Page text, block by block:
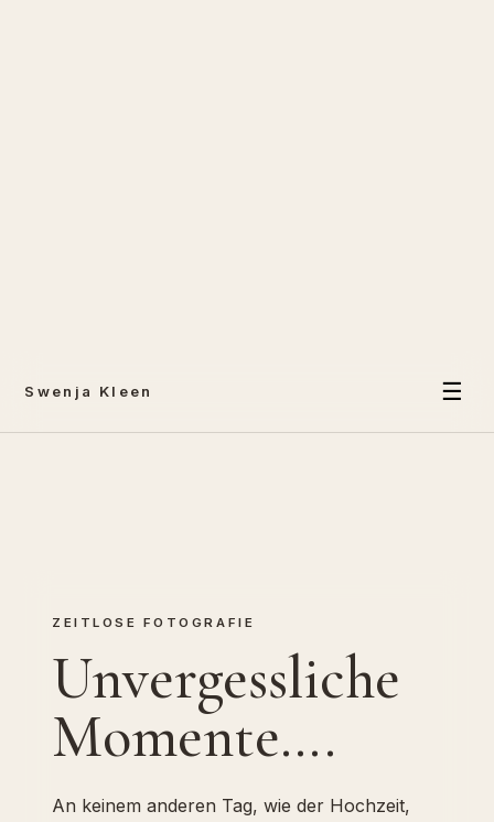
ZEITLOSE FOTOGRAFIE
Unvergessliche
Momente….
An keinem anderen Tag, wie der Hochzeit,